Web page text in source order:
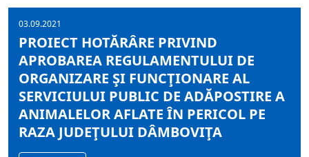
03.09.2021
PROIECT HOTĂRÂRE PRIVIND
APROBAREA REGULAMENTULUI DE
ORGANIZARE ŞI FUNCŢIONARE AL
SERVICIULUI PUBLIC DE ADĂPOSTIRE A
ANIMALELOR AFLATE ÎN PERICOL PE
RAZA JUDEŢULUI DÂMBOVIŢA